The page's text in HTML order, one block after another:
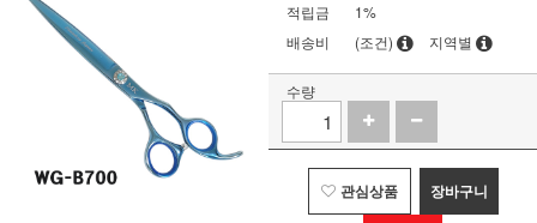
적립금
1%
배송비
(조건) 지역별
수량
관심상품 장바구니